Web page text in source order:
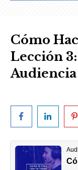
Cómo
Lección
Audiencia